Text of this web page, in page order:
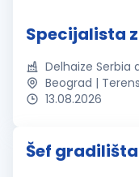
Specijalista
Delhaize Serbia
Beograd |
13.08.2026
Šef